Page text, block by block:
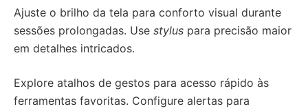
Ajuste o brilho da tela para conforto visual durante
sessões prolongadas. Use stylus para precisão maior
em detalhes intricados.
Explore atalhos de gestos para acesso rápido às
ferramentas favoritas. Configure alertas para